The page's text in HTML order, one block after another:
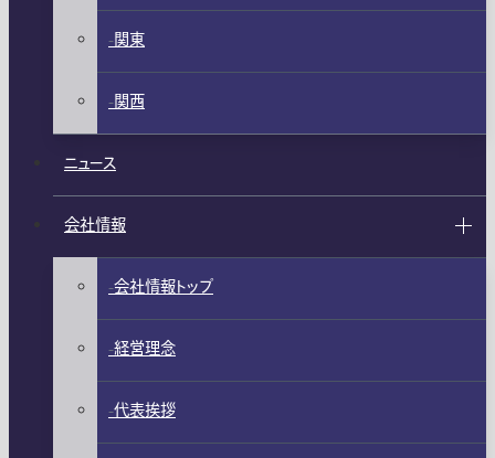
関東
関西
ニュース
会社情報
会社情報トップ
経営理念
代表挨拶